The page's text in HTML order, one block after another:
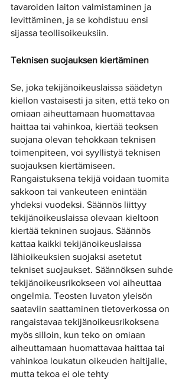
tavaroiden laiton valmistaminen ja
levittäminen, ja se kohdistuu ensi
sijassa teollisoikeuksiin.
Teknisen suojauksen kiertäminen
Se, joka tekijänoikeuslaissa säädetyn
kiellon vastaisesti ja siten, että teko on
omiaan aiheuttamaan huomattavaa
haittaa tai vahinkoa, kiertää teoksen
suojana olevan tehokkaan teknisen
toimenpiteen, voi syyllistyä teknisen
suojauksen kiertämiseen.
Rangaistuksena tekijä voidaan tuomita
sakkoon tai vankeuteen enintään
yhdeksi vuodeksi. Säännös liittyy
tekijänoikeuslaissa olevaan kieltoon
kiertää tekninen suojaus. Säännös
kattaa kaikki tekijänoikeuslaissa
lähioikeuksien suojaksi asetetut
tekniset suojaukset. Säännöksen suhde
tekijänoikeusrikokseen voi aiheuttaa
ongelmia. Teosten luvaton yleisön
saataviin saattaminen tietoverkossa on
rangaistavaa tekijänoikeusrikoksena
myös silloin, kun teko on omiaan
aiheuttamaan huomattavaa haittaa tai
vahinkoa loukatun oikeuden haltijalle,
mutta tekoa ei ole tehty